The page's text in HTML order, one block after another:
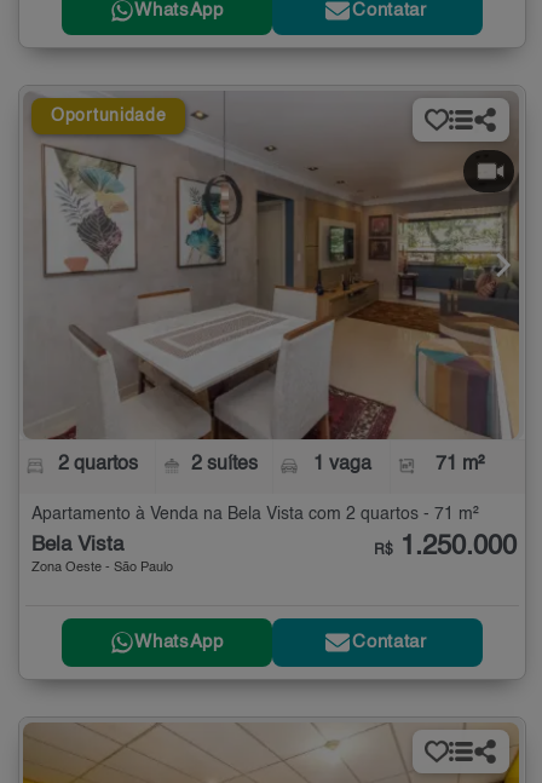
WhatsApp Contatar
Oportunidade
2 quartos 2 suítes 1 vaga 71 m²
Apartamento à Venda na Bela Vista com 2 quartos - 71 m²
Bela Vista
Zona Oeste - São Paulo
R$ 1.250.000
WhatsApp Contatar